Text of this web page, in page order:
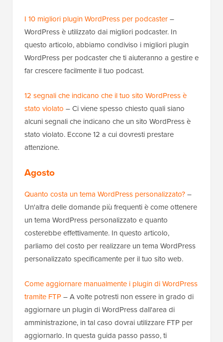
I 10 migliori plugin WordPress per podcaster–
WordPress è utilizzato dai migliori podcaster. In
questo articolo, abbiamo condiviso i migliori plugin
WordPress per podcaster che ti aiuteranno a gestire e
far crescere facilmente il tuo podcast.
12 segnali che indicano che il tuo sito WordPress è
stato violato – Ci viene spesso chiesto quali siano
alcuni segnali che indicano che un sito WordPress è
stato violato. Eccone 12 a cui dovresti prestare
attenzione.
Agosto
Quanto costa un tema WordPress personalizzato?–
Un'altra delle domande più frequenti è come ottenere
un tema WordPress personalizzato e quanto
costerebbe effettivamente. In questo articolo,
parliamo del costo per realizzare un tema WordPress
personalizzato specificamente per il tuo sito web.
Come aggiornare manualmente i plugin di WordPress
tramite FTP– A volte potresti non essere in grado di
aggiornare un plugin di WordPress dall'area di
amministrazione, in tal caso dovrai utilizzare FTP per
aggiornarlo. In questa guida passo passo, ti